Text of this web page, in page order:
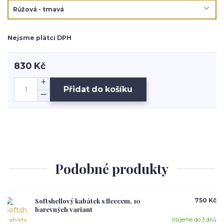
Nejsme plátci DPH
830 Kč
Přidat do košíku
Podobné produkty
Softshellový kabátek s fleecem, 10
barevných variant
750 Kč
Ušijeme do 3 dnů